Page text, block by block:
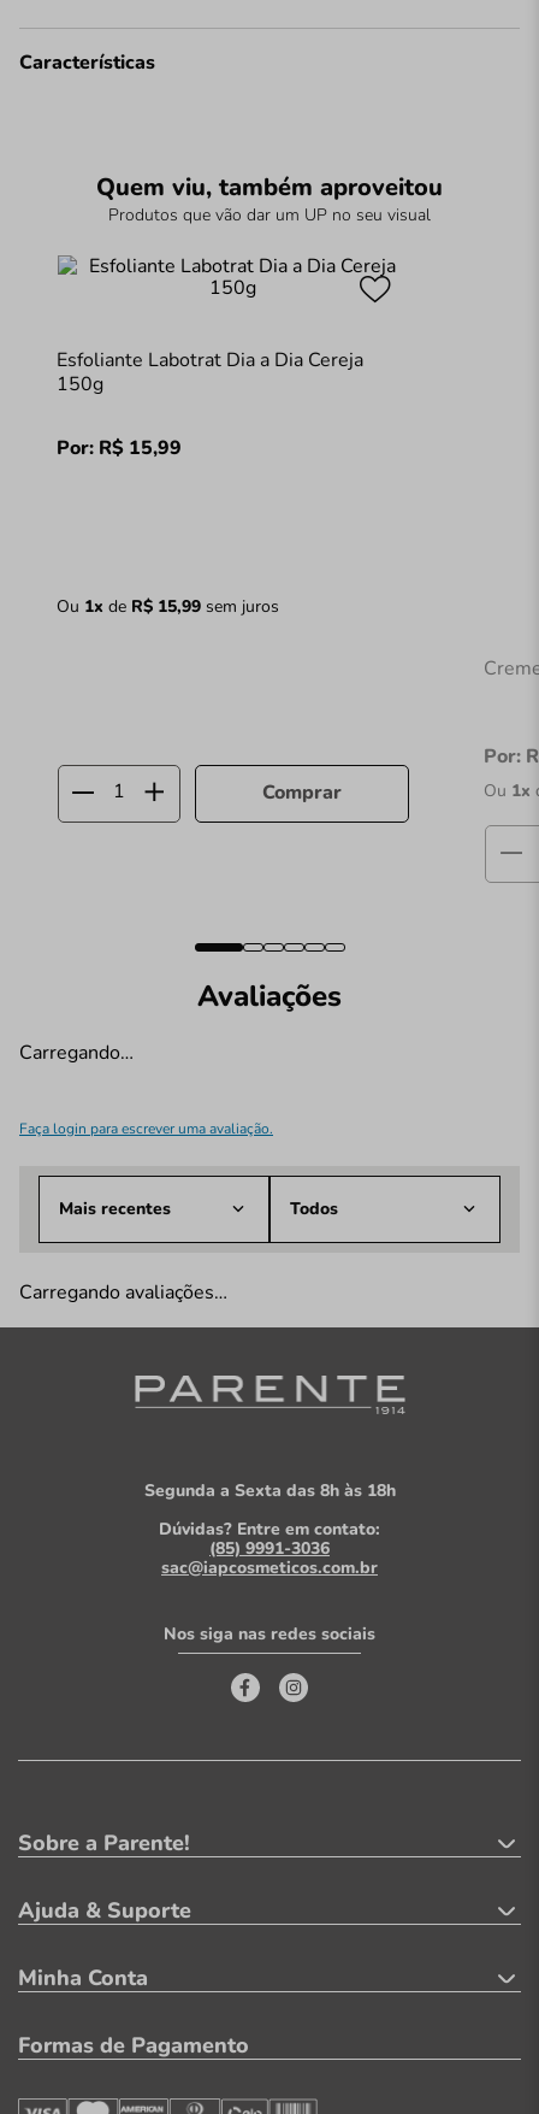
Características
Quem viu, também aproveitou
Produtos que vão dar um UP no seu visual
Esfoliante Labotrat Dia a Dia Cereja
150g
Por: R$ 15,99
Ou 1x de R$ 15,99sem juros
Comprar
Por:
Ou 1x
Avaliações
Carregando…
Faça login para escrever uma avaliação.
Mais recentes Todos
Carregando avaliações…
Segunda a Sexta das 8h às 18h
Dúvidas? Entre em contato:
(85) 9991-3036
sac@iapcosmeticos.com.br
Nos siga nas redes sociais
Sobre a Parente!
Ajuda & Suporte
Minha Conta
Formas de Pagamento